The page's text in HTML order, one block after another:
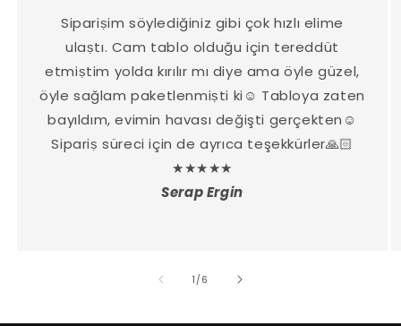
Sipariṣim söylediğiniz gibi çok hızlı elime
ulaṣtı. Cam tablo olduğu için tereddüt
etmiṣtim yolda kırılır mı diye ama öyle güzel,
öyle sağlam paketlenmiṣti ki☺️ Tabloya zaten
bayıldım, evimin havası değişti gerçekten☺️
Sipariṣ süreci için de ayrıca teşekkürler🙏🏻
★★★★★
Serap Ergin
1 //6